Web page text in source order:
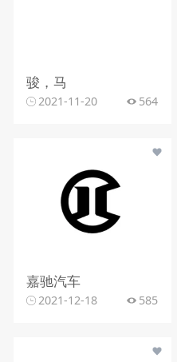
骏，马
2021-11-20 564
嘉驰汽车
2021-12-18 585